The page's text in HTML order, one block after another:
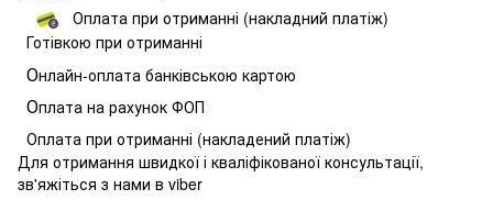
Оплата при отриманні (накладний платіж)
Готівкою при отриманні
Онлайн-оплата банківською картою
Оплата на рахунок ФОП
Оплата при отриманні (накладений платіж)
Для отримання швидкої і кваліфікованої консультації,
зв'яжіться з нами в viber